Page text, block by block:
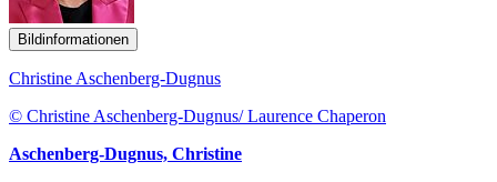
Bildinformationen
Christine Aschenberg-Dugnus
© Christine Aschenberg-Dugnus/ Laurence Chaperon
Aschenberg-Dugnus, Christine